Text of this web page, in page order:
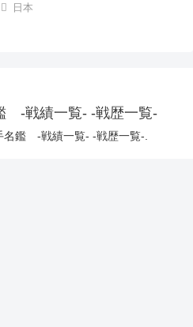
日本
-戦績一覧- -戦歴一覧-
名鑑 -戦績一覧- -戦歴一覧-.